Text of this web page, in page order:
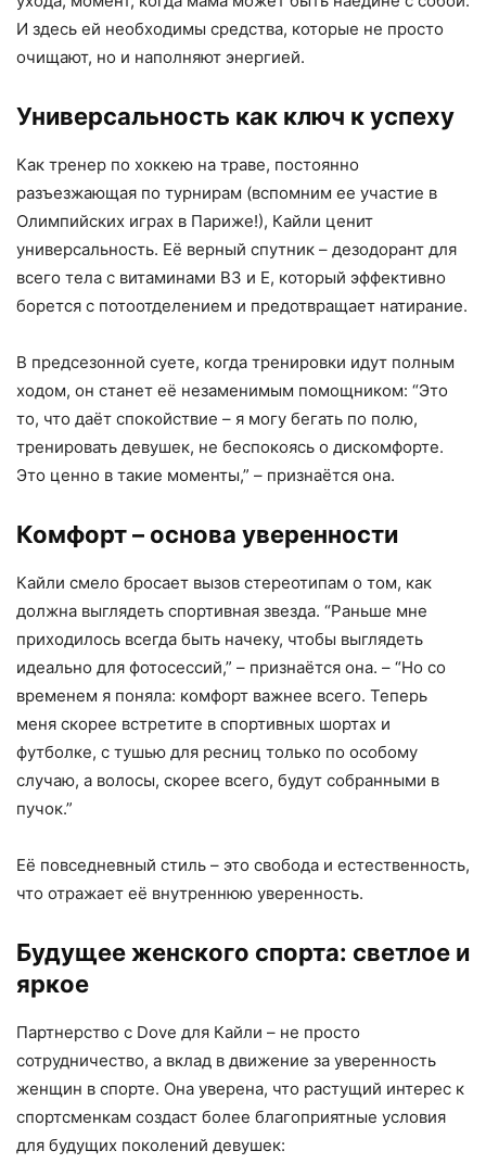
И здесь ей необходимы средства, которые не просто
очищают, но и наполняют энергией.
Универсальность как ключ к успеху
Как тренер по хоккею на траве, постоянно
разъезжающая по турнирам (вспомним ее участие в
Олимпийских играх в Париже!), Кайли ценит
универсальность. Её верный спутник – дезодорант для
всего тела с витаминами В3 и Е, который эффективно
борется с потоотделением и предотвращает натирание.
В предсезонной суете, когда тренировки идут полным
ходом, он станет её незаменимым помощником: “Это
то, что даёт спокойствие – я могу бегать по полю,
тренировать девушек, не беспокоясь о дискомфорте.
Это ценно в такие моменты,” – признаётся она.
Комфорт – основа уверенности
Кайли смело бросает вызов стереотипам о том, как
должна выглядеть спортивная звезда. “Раньше мне
приходилось всегда быть начеку, чтобы выглядеть
идеально для фотосессий,” – признаётся она. – “Но со
временем я поняла: комфорт важнее всего. Теперь
меня скорее встретите в спортивных шортах и
футболке, с тушью для ресниц только по особому
случаю, а волосы, скорее всего, будут собранными в
пучок.”
Её повседневный стиль – это свобода и естественность,
что отражает её внутреннюю уверенность.
Будущее женского спорта: светлое и
яркое
Партнерство с Dove для Кайли – не просто
сотрудничество, а вклад в движение за уверенность
женщин в спорте. Она уверена, что растущий интерес к
спортсменкам создаст более благоприятные условия
для будущих поколений девушек: